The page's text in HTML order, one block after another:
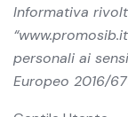
Informativa
personali ai
Europeo 2016/